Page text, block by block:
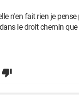
n'en fait rien je
le droit chemin